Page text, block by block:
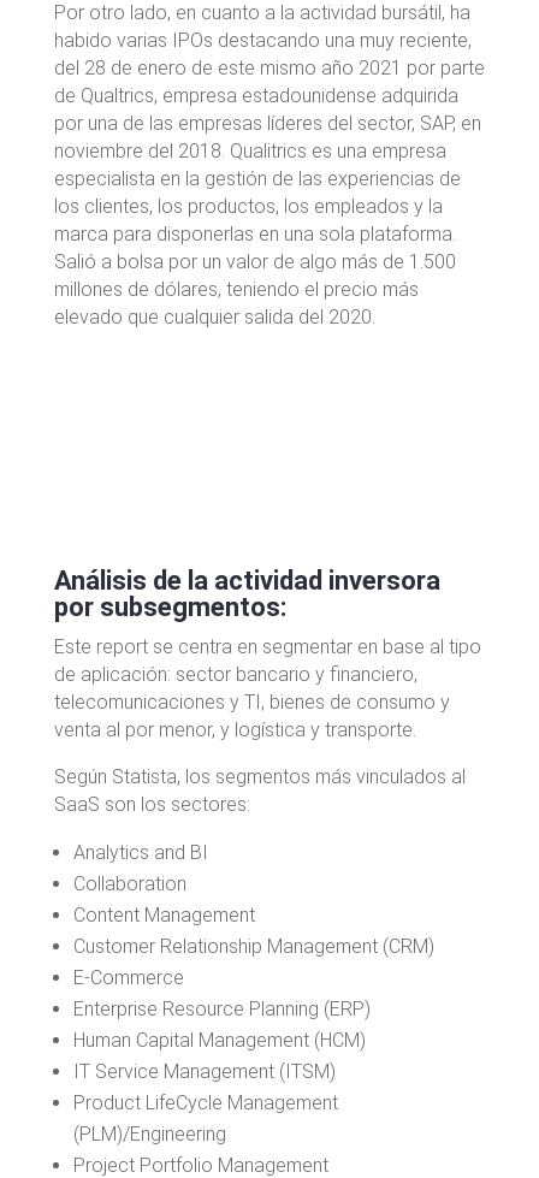
Por otro lado, en cuanto a la actividad bursátil, ha
habido varias IPOs destacando una muy reciente,
del 28 de enero de este mismo año 2021 por parte
de Qualtrics, empresa estadounidense adquirida
por una de las empresas líderes del sector, SAP, en
noviembre del 2018. Qualitrics es una empresa
especialista en la gestión de las experiencias de
los clientes, los productos, los empleados y la
marca para disponerlas en una sola plataforma.
Salió a bolsa por un valor de algo más de 1.500
millones de dólares, teniendo el precio más
elevado que cualquier salida del 2020.
Análisis de la actividad inversora
por subsegmentos:
Este report se centra en segmentar en base al tipo
de aplicación: sector bancario y financiero,
telecomunicaciones y TI, bienes de consumo y
venta al por menor, y logística y transporte.
Según Statista, los segmentos más vinculados al
SaaS son los sectores:
Analytics and BI
Collaboration
Content Management
Customer Relationship Management (CRM)
E-Commerce
Enterprise Resource Planning (ERP)
Human Capital Management (HCM)
IT Service Management (ITSM)
Product LifeCycle Management
(PLM)/Engineering
Project Portfolio Management